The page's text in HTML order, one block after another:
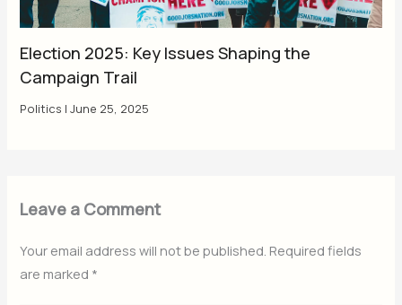
Election 2025: Key Issues Shaping the
Campaign Trail
Politics |June 25, 2025
Leave a Comment
Your email address will not be published. Required fields
are marked *